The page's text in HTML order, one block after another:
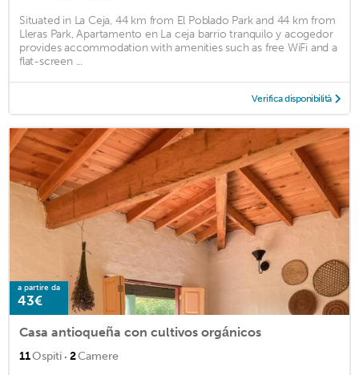
Situated in La Ceja, 44 km from El Poblado Park and 44 km from
Lleras Park, Apartamento en La ceja barrio tranquilo y acogedor
provides accommodation with amenities such as free WiFi and a
flat-screen ...
Verifica disponibilità
a partire da
43€
Casa antioqueña con cultivos orgánicos
11Ospiti · 2Camere